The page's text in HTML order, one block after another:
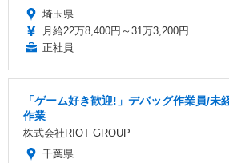
埼玉県
月給22万8,400円～31万3,200円
正社員
「ゲーム好き歓迎!」デバッグ作業員/未
作業
株式会社RIOT GROUP
千葉県